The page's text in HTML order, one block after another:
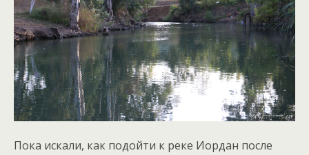
Пока искали, как подойти к реке Иордан после